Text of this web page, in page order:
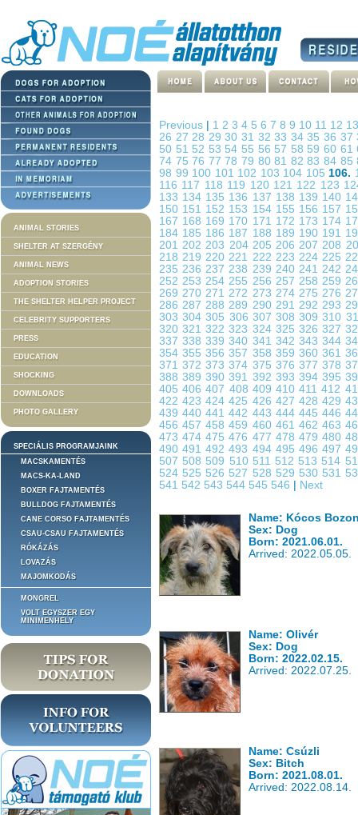
ANIMAL STORIES
SHELTER AT SZERGÉNY
ANIMAL NEWS
ADOPTION STORIES
THE SHELTER HELPER PROJECT
CELEBRITY SUPPORTERS
PRESS
EDUCATION
SHOCKING
DOWNLOADS
PHOTO GALLERY
SPECIÁLIS PROGRAMJAINK
MACSKAMENTÉS
MACS-KA-LAND
BOXER FAJTAMENTÉS
BULLDOG FAJTAMENTÉS
CANE CORSO FAJTAMENTÉS
CSAU-CSAU FAJTAMENTÉS
RÓKÁZÁS
LOVAZÁS
MAJOMKODÁS
MONGREL
VOLT EGYSZER EGY
MINIMENHELY
Previous 1 2 3 4 5 6 7 8 9 10 11 12
26 2728 293031 3233 343536 37
50 51 52 53 54 55 56 57 58 5960 61
74 7576 777879 8081 828384 85
98 99 100 101 102 103 104 105106.
116 117 118 119 120 121 122 123
133 134 135 136 137 138 139 140
150 151 152 153 154 155 156 157
167 168 169 170 171 172 173 174
184 185 186 187 188 189 190 191
201202203 204 205 206207208
218219220221 222 223 224 225
235236237238 239 240 241 242
252253254255 256 257 258 259
269270271272 273 274 275 276
286287288289 290 291 292 293
303304305 306 307 308309310
320321322323 324 325 326 327
337338339340 341 342 343 344
354355356357 358 359 360 361
371372373374 375 376 377 378
388389390391 392 393 394 395
405406407 408 409 410411412
422423424425 426 427 428 429
439440441442 443 444 445 446
456457458459 460 461 462 463
473474475476 477 478 479 480
490491492493 494 495 496 497
507 508 509 510 511 512 513 514
524 525 526 527 528 529 530 531
541 542 543 544 545 546 Next
Name: Kócos
Sex: Dog
Born: 2021.06.01.
Arrived: 2022.05.05.
Name: Olivér
Sex: Dog
Born: 2022.02.15.
Arrived: 2022.07.25.
Name: Csúzli
Sex: Bitch
Born: 2021.08.01.
Arrived: 2022.08.14.